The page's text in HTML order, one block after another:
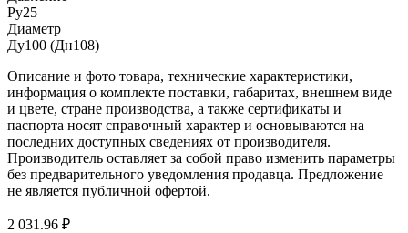
Ру25
Диаметр
Ду100 (Дн108)
Описание и фото товара, технические характеристики,
информация о комплекте поставки, габаритах, внешнем виде
и цвете, стране производства, а также сертификаты и
паспорта носят справочный характер и основываются на
последних доступных сведениях от производителя.
Производитель оставляет за собой право изменить параметры
без предварительного уведомления продавца. Предложение
не является публичной офертой.
2 031.96 ₽